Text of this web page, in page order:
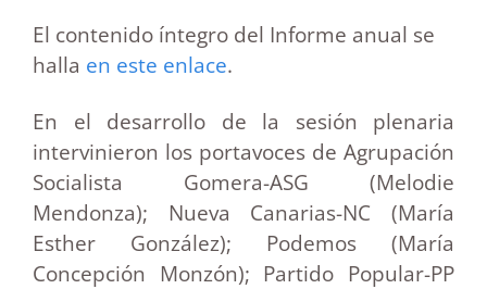
El contenido íntegro del Informe anual se
halla en este enlace.
En el desarrollo de la sesión plenaria
intervinieron los portavoces de Agrupación
Socialista Gomera-ASG (Melodie
Mendonza); Nueva Canarias-NC (María
Esther González); Podemos (María
Concepción Monzón); Partido Popular-PP